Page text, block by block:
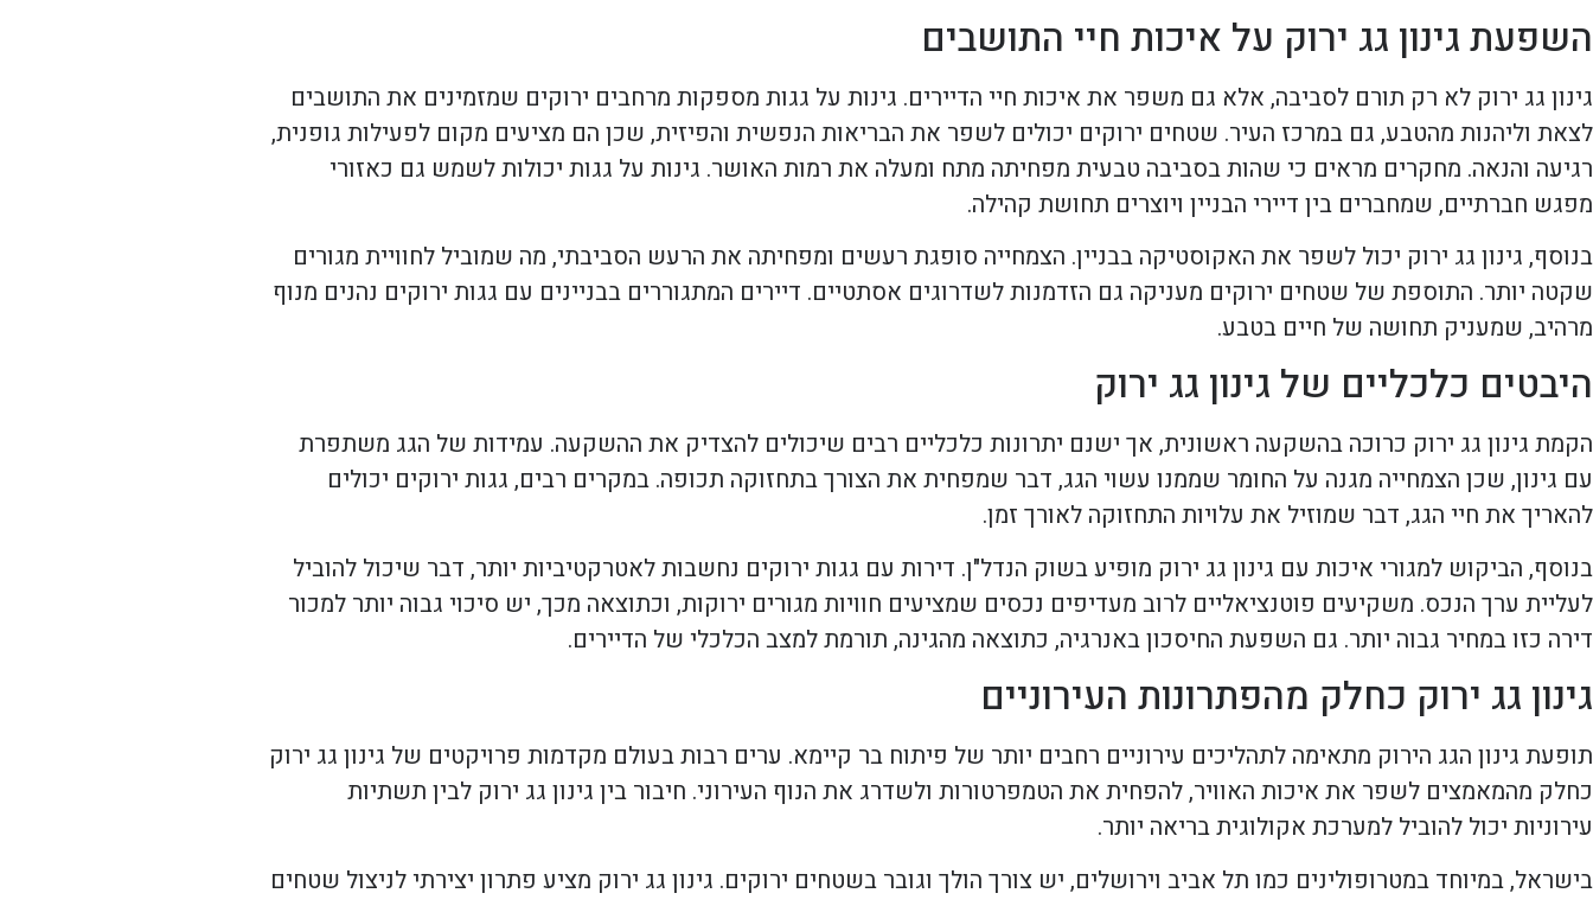
השפעת גינון גג ירוק על איכות חיי התושבים
גינון גג ירוק לא רק תורם לסביבה, אלא גם משפר את איכות חיי הדיירים. גינות על גגות מספקות מרחבים ירוקים שמזמינים את התושבים
לצאת וליהנות מהטבע, גם במרכז העיר. שטחים ירוקים יכולים לשפר את הבריאות הנפשית והפיזית, שכן הם מציעים מקום לפעילות גופנית,
רגיעה והנאה. מחקרים מראים כי שהות בסביבה טבעית מפחיתה מתח ומעלה את רמות האושר. גינות על גגות יכולות לשמש גם כאזורי
מפגש חברתיים, שמחברים בין דיירי הבניין ויוצרים תחושת קהילה.
בנוסף, גינון גג ירוק יכול לשפר את האקוסטיקה בבניין. הצמחייה סופגת רעשים ומפחיתה את הרעש הסביבתי, מה שמוביל לחוויית מגורים
שקטה יותר. התוספת של שטחים ירוקים מעניקה גם הזדמנות לשדרוגים אסתטיים. דיירים המתגוררים בבניינים עם גגות ירוקים נהנים מנוף
מרהיב, שמעניק תחושה של חיים בטבע.
היבטים כלכליים של גינון גג ירוק
הקמת גינון גג ירוק כרוכה בהשקעה ראשונית, אך ישנם יתרונות כלכליים רבים שיכולים להצדיק את ההשקעה. עמידות של הגג משתפרת
עם גינון, שכן הצמחייה מגנה על החומר שממנו עשוי הגג, דבר שמפחית את הצורך בתחזוקה תכופה. במקרים רבים, גגות ירוקים יכולים
להאריך את חיי הגג, דבר שמוזיל את עלויות התחזוקה לאורך זמן.
בנוסף, הביקוש למגורי איכות עם גינון גג ירוק מופיע בשוק הנדל"ן. דירות עם גגות ירוקים נחשבות לאטרקטיביות יותר, דבר שיכול להוביל
לעליית ערך הנכס. משקיעים פוטנציאליים לרוב מעדיפים נכסים שמציעים חוויות מגורים ירוקות, וכתוצאה מכך, יש סיכוי גבוה יותר למכור
דירה כזו במחיר גבוה יותר. גם השפעת החיסכון באנרגיה, כתוצאה מהגינה, תורמת למצב הכלכלי של הדיירים.
גינון גג ירוק כחלק מהפתרונות העירוניים
תופעת גינון הגג הירוק מתאימה לתהליכים עירוניים רחבים יותר של פיתוח בר קיימא. ערים רבות בעולם מקדמות פרויקטים של גינון גג ירוק
כחלק מהמאמצים לשפר את איכות האוויר, להפחית את הטמפרטורות ולשדרג את הנוף העירוני. חיבור בין גינון גג ירוק לבין תשתיות
עירוניות יכול להוביל למערכת אקולוגית בריאה יותר.
בישראל, במיוחד במטרופולינים כמו תל אביב וירושלים, יש צורך הולך וגובר בשטחים ירוקים. גינון גג ירוק מציע פתרון יצירתי לניצול שטחים